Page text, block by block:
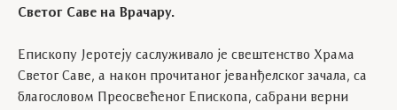
Светог Саве на Врачару.
Епископу Јеротеју саслуживало је свештенство Храма
Светог Саве, а након прочитаног јеванђелског зачала, са
благословом Преосвећеног Епископа, сабрани верни